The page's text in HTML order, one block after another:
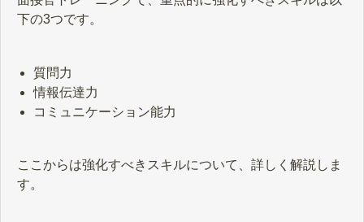
下の3つです。
質問力
情報伝達力
コミュニケーション能力
ここからは強化すべきスキルについて、詳しく解説しま
す。